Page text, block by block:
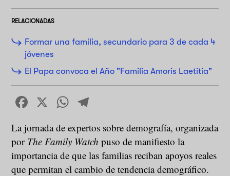
RELACIONADAS
Formar una familia, secundario para 3 de cada 4
jóvenes
El Papa convoca el Año "Familia Amoris Laetitia"
Facebook
X WhatsApp
La jornada de expertos sobre demografía, organizada
por The Family Watch puso de manifiesto la
importancia de que las familias reciban apoyos reales
que permitan el cambio de tendencia demográfico.